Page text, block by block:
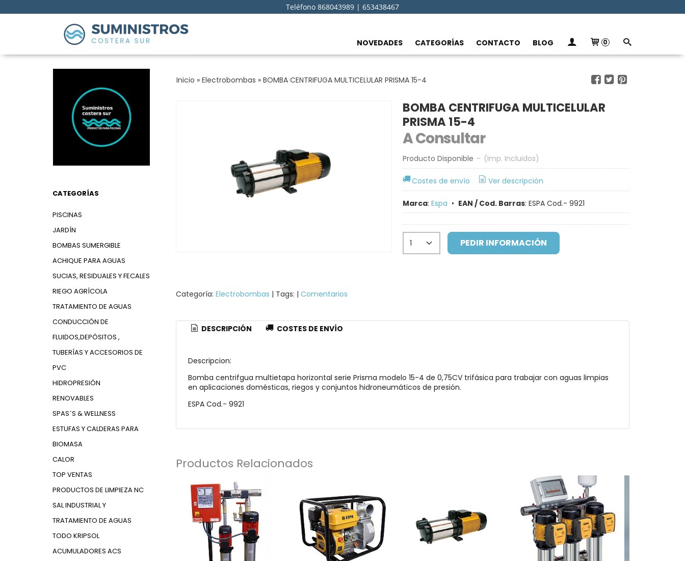
Teléfono 868043989 | 653438467
NOVEDADES CATEGORÍAS CONTACTO BLOG 0
CATEGORÍAS
PISCINAS
JARDÍN
BOMBAS SUMERGIBLE
ACHIQUE PARA AGUAS
SUCIAS, RESIDUALES Y FECALES
RIEGO AGRÍCOLA
TRATAMIENTO DE AGUAS
CONDUCCIÓN DE
FLUIDOS,DEPÓSITOS ,
TUBERÍAS Y ACCESORIOS DE
PVC
HIDROPRESIÓN
RENOVABLES
SPAS´S & WELLNESS
ESTUFAS Y CALDERAS PARA
BIOMASA
CALOR
TOP VENTAS
PRODUCTOS DE LIMPIEZA NC
SAL INDUSTRIAL Y
TRATAMIENTO DE AGUAS
TODO KRIPSOL
ACUMULADORES ACS
Inicio » Electrobombas » BOMBA CENTRIFUGA MULTICELULAR PRISMA 15-4
BOMBA CENTRIFUGA MULTICELULAR
PRISMA 15-4
A Consultar
Producto Disponible - (Imp. Incluidos)
Costes de envío Ver descripción
Marca: Espa • EAN / Cod. Barras: ESPA Cod.- 9921
PEDIR INFORMACIÓN
Categoría: Electrobombas | Tags: | Comentarios
DESCRIPCIÓN COSTES DE ENVÍO
Descripcion:
Bomba centrifgua multietapa horizontal serie Prisma modelo 15-4 de 0,75CV trifásica para trabajar con aguas limpias
en aplicaciones domésticas, riegos y conjuntos hidroneumáticos de presión.
ESPA Cod.- 9921
Productos Relacionados